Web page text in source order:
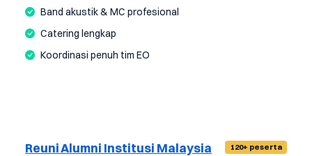
Band akustik & MC profesional
Catering lengkap
Koordinasi penuh tim EO
Reuni Alumni Institusi Malaysia 120+ peserta